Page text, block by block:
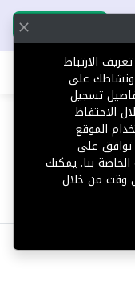
تحميل التطبيق
اطلب عقارك
الارتباط
ونشاطك على
تسجيل
الاحتفاظ
الموقع
توافق على
بنا. يمكنك
وقت من خلال